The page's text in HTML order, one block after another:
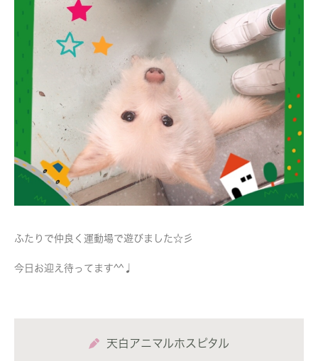
ふたりで仲良く運動場で遊びました☆彡
今日お迎え待ってます^^♩
天白アニマルホスピタル